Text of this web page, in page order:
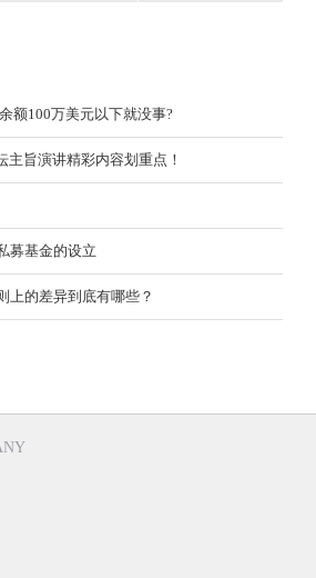
额100万美元以下就没事?
主旨演讲精彩内容划重点！
募基金的设立
上的差异到底有哪些？